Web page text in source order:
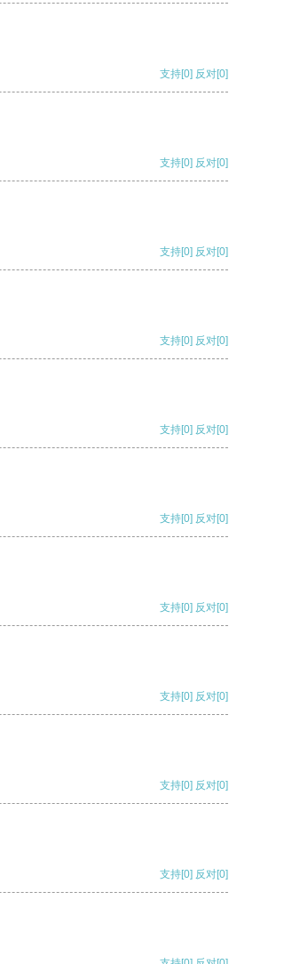
支持[0] 反对[0]
支持[0] 反对[0]
支持[0] 反对[0]
支持[0] 反对[0]
支持[0] 反对[0]
支持[0] 反对[0]
支持[0] 反对[0]
支持[0] 反对[0]
支持[0] 反对[0]
支持[0] 反对[0]